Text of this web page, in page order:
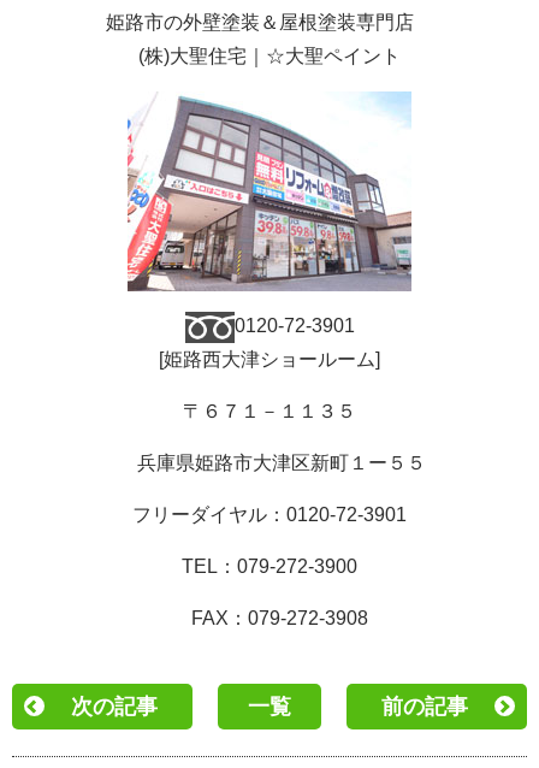
姫路市の外壁塗装＆屋根塗装専門店
(株)大聖住宅｜☆大聖ペイント
0120-72-3901
[姫路西大津ショールーム]
〒６７１－１１３５
兵庫県姫路市大津区新町１ー５５
フリーダイヤル： 0120-72-3901
TEL ： 079-272-3900
FAX ： 079-272-3908
次の記事 一覧 前の記事